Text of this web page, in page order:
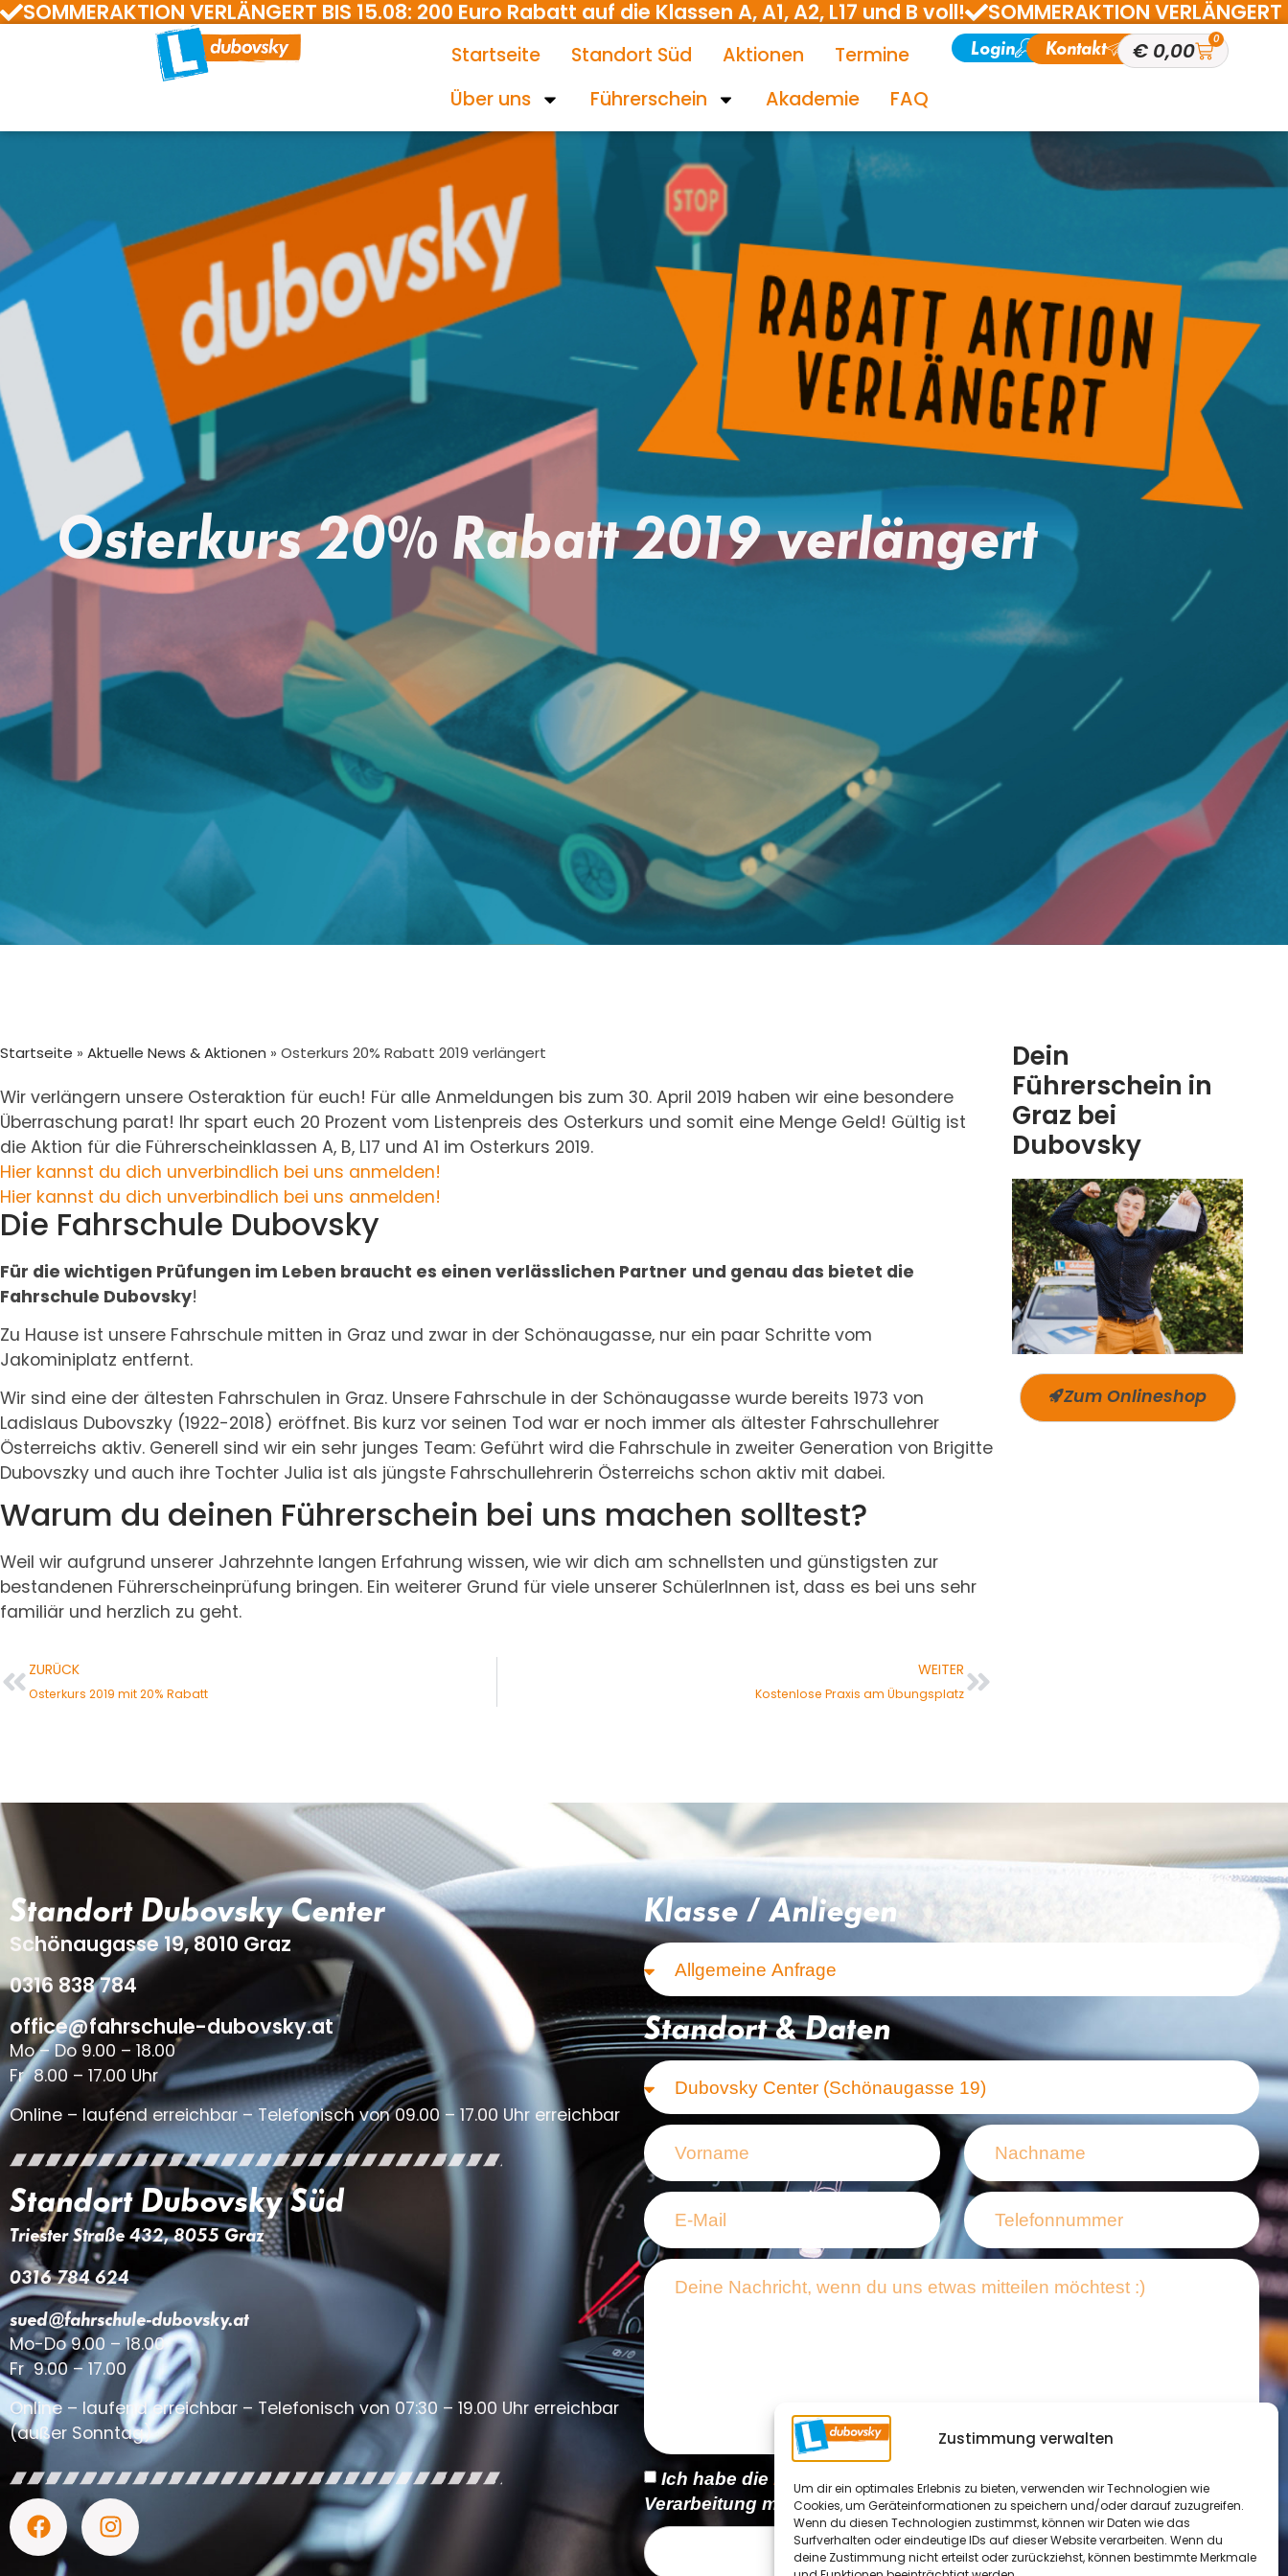
Zustimmung verwalten
Um dir ein optimales Erlebnis zu bieten, verwenden wir Technologien wie
Cookies, um Geräteinformationen zu speichern und/oder darauf zuzugreifen.
Wenn du diesen Technologien zustimmst, können wir Daten wie das
Surfverhalten oder eindeutige IDs auf dieser Website verarbeiten. Wenn du
deine Zustimmung nicht erteilst oder zurückziehst, können bestimmte Merkmale
SOMMERAKTION VERLÄNGERT BIS 15.08: 200 Euro Rabatt auf die Klassen A, A1, A2, L17 und B voll! SOMMERAKTION
Startseite Standort Süd Aktionen
Termine
Über uns
Führerschein Akademie FAQ
Login Kontakt € 0,00 0
Osterkurs 20% Rabatt 2019 verlängert
Startseite » Aktuelle News & Aktionen » Osterkurs 20% Rabatt 2019 verlängert
Wir verlängern unsere Osteraktion für euch! Für alle Anmeldungen bis zum 30. April 2019 haben wir eine besondere
Überraschung parat! Ihr spart euch 20 Prozent vom Listenpreis des Osterkurs und somit eine Menge Geld! Gültig ist
die Aktion für die Führerscheinklassen A, B, L17 und A1 im Osterkurs 2019.
Hier kannst du dich unverbindlich bei uns anmelden!
Hier kannst du dich unverbindlich bei uns anmelden!
Die Fahrschule Dubovsky
Für die wichtigen Prüfungen im Leben braucht es einen verlässlichen Partner und genau das bietet die
Fahrschule Dubovsky!
Zu Hause ist unsere Fahrschule mitten in Graz und zwar in der Schönaugasse, nur ein paar Schritte vom
Jakominiplatz entfernt.
Wir sind eine der ältesten Fahrschulen in Graz. Unsere Fahrschule in der Schönaugasse wurde bereits 1973 von
Ladislaus Dubovszky (1922-2018) eröffnet. Bis kurz vor seinen Tod war er noch immer als ältester Fahrschullehrer
Österreichs aktiv. Generell sind wir ein sehr junges Team: Geführt wird die Fahrschule in zweiter Generation von Brigitte
Dubovszky und auch ihre Tochter Julia ist als jüngste Fahrschullehrerin Österreichs schon aktiv mit dabei.
Warum du deinen Führerschein bei uns machen solltest?
Weil wir aufgrund unserer Jahrzehnte langen Erfahrung wissen, wie wir dich am schnellsten und günstigsten zur
bestandenen Führerscheinprüfung bringen. Ein weiterer Grund für viele unserer SchülerInnen ist, dass es bei uns sehr
familiär und herzlich zu geht.
ZURÜCK
Osterkurs 2019 mit 20% Rabatt
WEITER
Kostenlose Praxis am Übungsplatz
Dein
Führerschein in
Graz bei
Dubovsky
Zum Onlineshop
Standort Dubovsky Center
Schönaugasse 19, 8010 Graz
0316 838 784
office@fahrschule-dubovsky.at
Mo – Do 9.00 – 18.00
Fr 8.00 – 17.00 Uhr
Online – laufend erreichbar – Telefonisch von 09.00 – 17.00 Uhr erreichbar
Standort Dubovsky Süd
Triester Straße 432, 8055 Graz
0316 784 624
sued@fahrschule-dubovsky.at
Mo-Do 9.00 – 18.00
Fr 9.00 – 17.00
Online – laufend erreichbar – Telefonisch von 07:30 – 19.00 Uhr erreichbar
(außer Sonntag)
Klasse / Anliegen
Standort & Daten
Ich habe die Datenschutzerklärung
Verarbeitung meiner Daten zu.
Absenden